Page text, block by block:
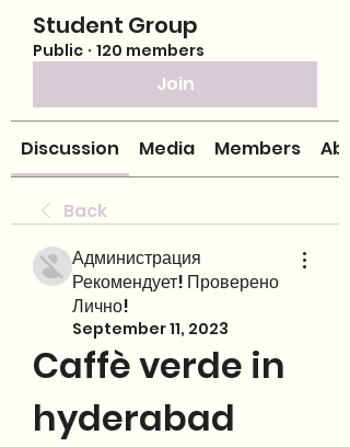
Student Group
Public · 120 members
Join
Discussion Media Members
Back
Администрация
Рекомендует! Проверено
Лично!
September 11, 2023
Caffè verde in
hyderabad